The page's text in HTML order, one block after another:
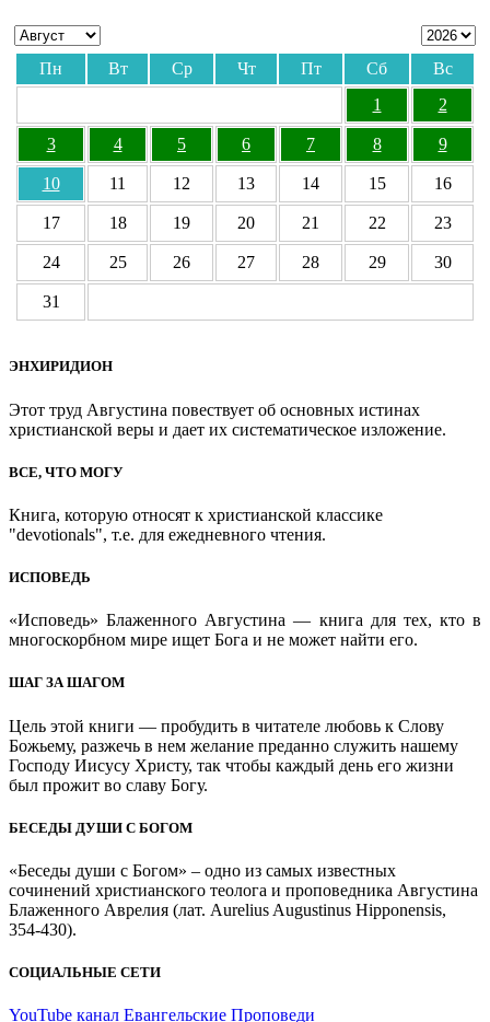
Пн Вт Ср Чт Пт Сб
Вс
1
2
3 4 5 6 7 8 9
10 11 12 13 14 15 16
17 18 19 20 21 22 23
24 25 26 27 28 29 30
31
ЭНХИРИДИОН
Этот труд Августина повествует об основных истинах
христианской веры и дает их систематическое изложение.
ВСЕ, ЧТО МОГУ
Книга, которую относят к христианской классике
"devotionals", т.е. для ежедневного чтения.
ИСПОВЕДЬ
«Исповедь» Блаженного Августина — книга для тех, кто в
многоскорбном мире ищет Бога и не может найти его.
ШАГ ЗА ШАГОМ
Цель этой книги — пробудить в читателе любовь к Слову
Божьему, разжечь в нем желание преданно служить нашему
Господу Иисусу Христу, так чтобы каждый день его жизни
был прожит во славу Богу.
БЕСЕДЫ ДУШИ С БОГОМ
«Беседы души с Богом» – одно из самых известных
сочинений христианского теолога и проповедника Августина
Блаженного Аврелия (лат. Aurelius Augustinus Hipponensis,
354-430).
СОЦИАЛЬНЫЕ СЕТИ
YouTube канал Евангельские Проповеди